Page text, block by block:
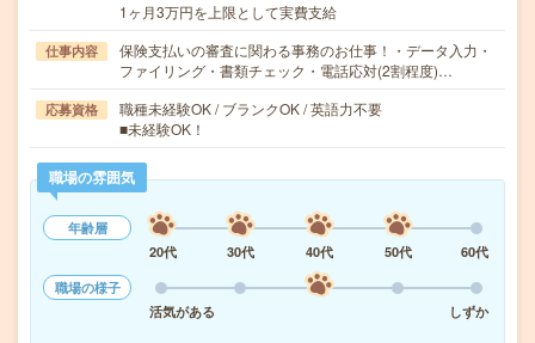
1ヶ月3万円を上限として実費支給
仕事内容
保険支払いの審査に関わる事務のお仕事！・データ入力・
ファイリング・書類チェック・電話応対(2割程度)…
応募資格
職種未経験OK / ブランクOK / 英語力不要
■未経験OK！
職場の雰囲気
年齢層
20代
30代 40代 50代
60代
職場の様子
活気がある
しずか